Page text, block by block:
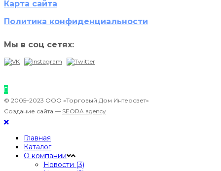
Карта сайта
Политика конфиденциальности
Мы в соц сетях:
© 2005–2023 ООО «Торговый Дом Интерсвет»
Создание сайта — SEORA.agency
Главная
Каталог
О компании
Новости (3)